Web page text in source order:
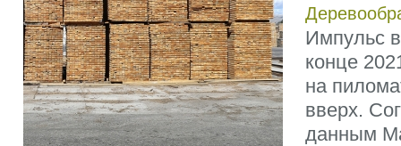
Импульс
конце
на
вверх.
данным